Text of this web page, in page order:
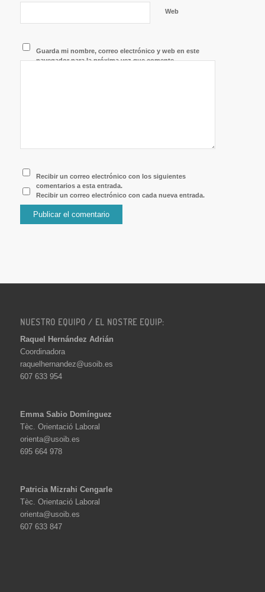
Web
Guarda mi nombre, correo electrónico y web en este
navegador para la próxima vez que comente.
Recibir un correo electrónico con los siguientes
comentarios a esta entrada.
Recibir un correo electrónico con cada nueva entrada.
NUESTRO EQUIPO / EL NOSTRE EQUIP:
Raquel Hernández Adrián
Coordinadora
raquelhernandez@usoib.es
607 633 954
Emma Sabio Domínguez
Tèc. Orientació Laboral
orienta@usoib.es
695 664 978
Patricia Mizrahi Cengarle
Tèc. Orientació Laboral
orienta@usoib.es
607 633 847